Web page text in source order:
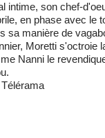
intime, son chef-
en phase avec le
sa manière de
Moretti s'octroie
Nanni le